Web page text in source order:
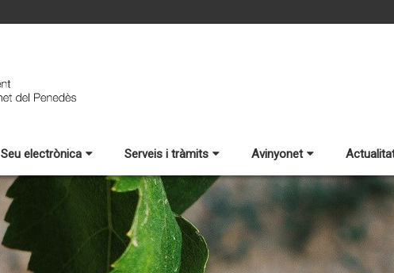
Seu electrònica Serveis i tràmits Avinyonet